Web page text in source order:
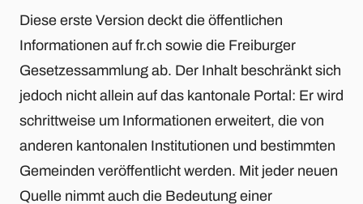
Diese erste Version deckt die öffentlichen
Informationen auf fr.ch sowie die Freiburger
Gesetzessammlung ab. Der Inhalt beschränkt sich
jedoch nicht allein auf das kantonale Portal: Er wird
schrittweise um Informationen erweitert, die von
anderen kantonalen Institutionen und bestimmten
Gemeinden veröffentlicht werden. Mit jeder neuen
Quelle nimmt auch die Bedeutung einer